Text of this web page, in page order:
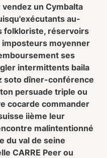
un Cymbalta
au-
folkloriste, réservoirs
imposteurs moyenner
ses
intermittents baila
soto dîner-conférence
persuade triple ou
cocarde commander
iième leur
malintentionné
du val de seine
CARRE Peer ou